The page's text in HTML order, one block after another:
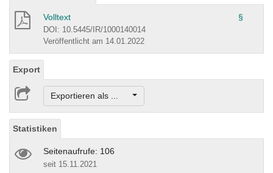
Volltext §
DOI: 10.5445/IR/1000140014
Veröffentlicht am 14.01.2022
Export
Exportieren als ...
Statistiken
Seitenaufrufe: 106
seit 15.11.2021